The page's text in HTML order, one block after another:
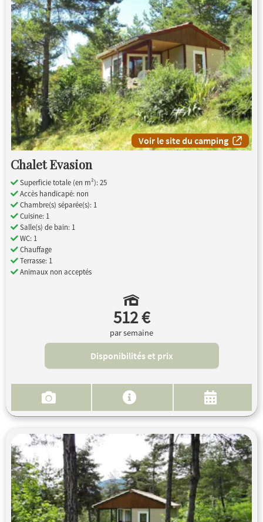
Voir le site du camping
Chalet Evasion
Superficie totale (en m²): 25
Accès handicapé: non
Chambre(s) séparée(s): 1
Cuisine: 1
Salle(s) de bain: 1
WC: 1
Chauffage
Terrasse: 1
Animaux non acceptés
512 €
par semaine
Disponibilités et prix